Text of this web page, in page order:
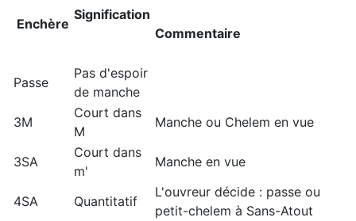
Enchère
Signification
Commentaire
Passe
Pas d'espoir
de manche
3M
Court dans
M
Manche ou Chelem en vue
3SA
Court dans
m'
Manche en vue
4SA Quantitatif
L'ouvreur décide : passe ou
petit-chelem à Sans-Atout